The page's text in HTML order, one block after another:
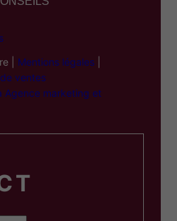
| Mentions légales
ventes
Agence marketing et